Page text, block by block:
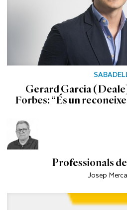
Gerard Garcia
Forbes: “És un
Professionals
Josep